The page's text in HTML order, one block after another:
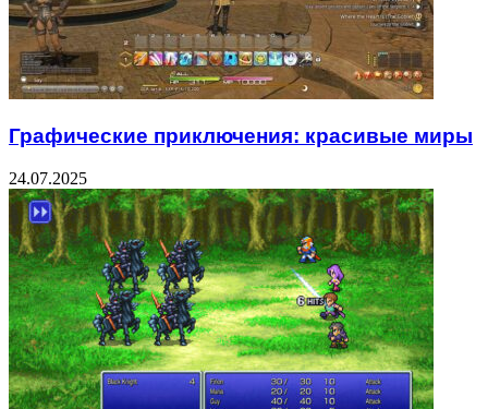
Графические приключения: красивые миры
24.07.2025